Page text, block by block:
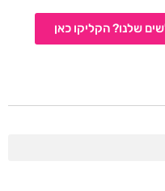
שלנו? הקליקו כאן